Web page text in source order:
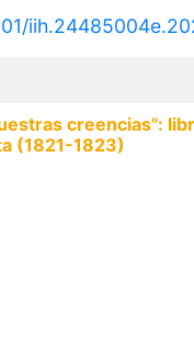
creencias":
(1821-1823)